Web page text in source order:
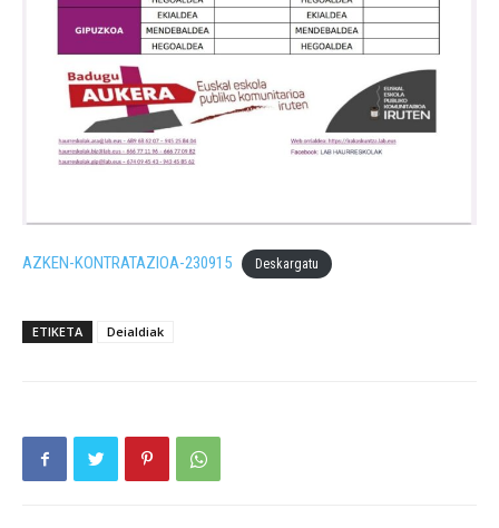
AZKEN-KONTRATAZIOA-230915 Deskargatu
ETIKETA Deialdiak